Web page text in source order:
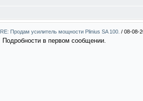
RE: Продам усилитель мощности Plinius SA 100. / 08-08-
Подробности в первом сообщении.